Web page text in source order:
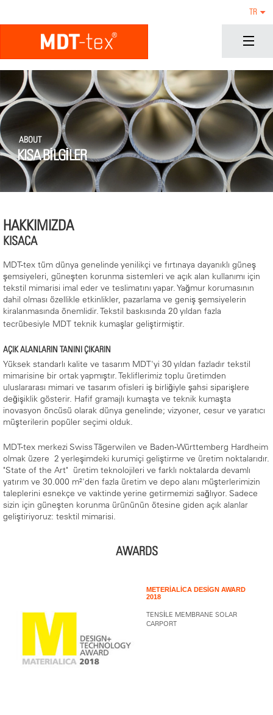
TR
ABOUT
KISA BILGILER
HAKKIMIZDA
KISACA
MDT-tex tüm dünya genelinde yenilikçi ve fırtınaya dayanıklı güneş
şemsiyeleri, güneşten korunma sistemleri ve açık alan kullanımı için
tekstil mimarisi imal eder ve teslimatını yapar. Yağmur korumasının
dahil olması özellikle etkinlikler, pazarlama ve geniş şemsiyelerin
kiralanmasında önemlidir. Tekstil baskısında 20 yıldan fazla
tecrübesiyle MDT teknik kumaşlar geliştirmiştir.
AÇIK ALANLARIN TANINI ÇIKARIN
Yüksek standarlı kalite ve tasarım MDT'yi 30 yıldan fazladır tekstil
mimarisine bir ortak yapmıştır. Tekliflerimiz toplu üretimden
uluslararası mimari ve tasarım ofisleri iş birliğiyle şahsi siparişlere
değişiklik gösterir. Hafif gramajlı kumaşta ve teknik kumaşta
inovasyon öncüsü olarak dünya genelinde; vizyoner, cesur ve yaratıcı
müşterilerin popüler seçimi olduk.
MDT-tex merkezi Swiss Tägerwilen ve Baden-Württemberg Hardheim
olmak üzere 2 yerleşimdeki kurumiçi geliştirme ve üretim noktalarıdır.
"State of the Art" üretim teknolojileri ve farklı noktalarda devamlı
yatırım ve 30.000 m²'den fazla üretim ve depo alanı müşterlerimizin
taleplerini esnekçe ve vaktinde yerine getirmemizi sağlıyor. Sadece
sizin için güneşten korunma ürününün ötesine giden açık alanlar
geliştiriyoruz: tesktil mimarisi.
AWARDS
METERIALICA DESIGN AWARD
2018
TENSILE MEMBRANE SOLAR
CARPORT